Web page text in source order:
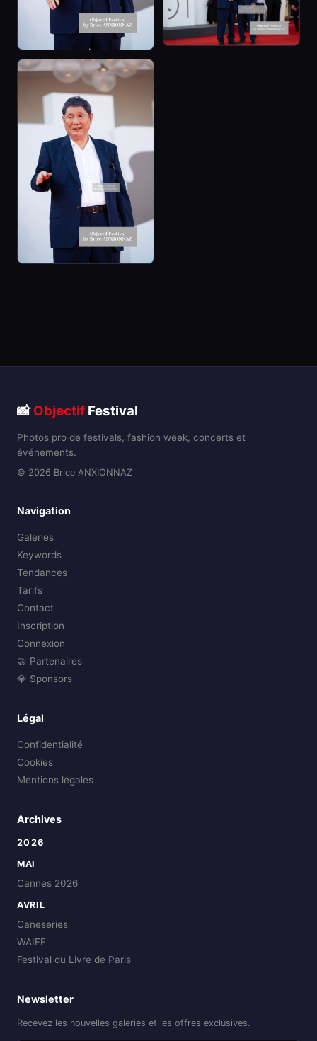
📸Objectif Festival
Photos pro de festivals, fashion week, concerts et
événements.
© 2026 Brice ANXIONNAZ
Navigation
Galeries
Keywords
Tendances
Tarifs
Contact
Inscription
Connexion
🤝 Partenaires
💎 Sponsors
Légal
Confidentialité
Cookies
Mentions légales
Archives
2026
MAI
Cannes 2026
AVRIL
Caneseries
WAIFF
Festival du Livre de Paris
Newsletter
Recevez les nouvelles galeries et les offres exclusives.